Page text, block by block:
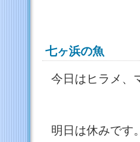
七ヶ浜の魚
今日はヒラメ、
明日は休みです